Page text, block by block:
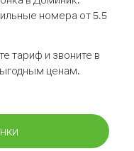
номера от 5.5
тариф и звоните в
ценам.